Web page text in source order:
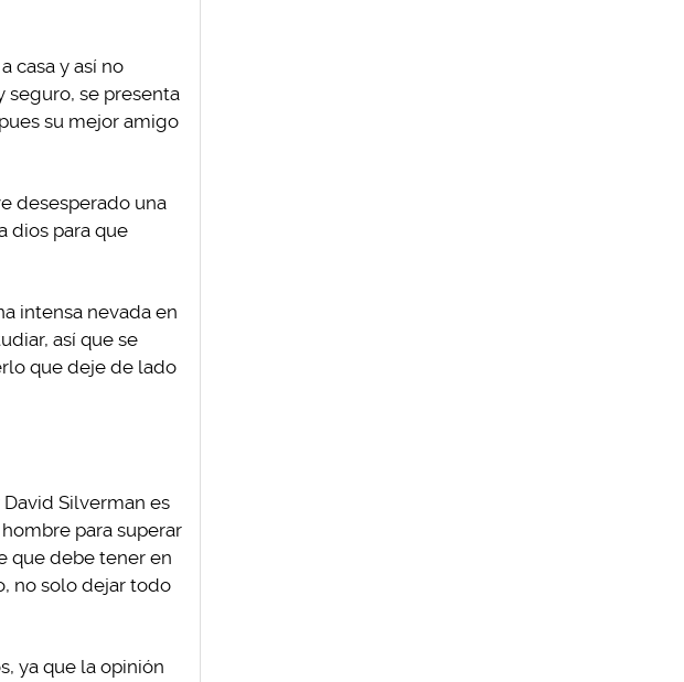
casa y así no
seguro, se presenta
su mejor amigo
desesperado una
dios para que
intensa nevada en
así que se
que deje de lado
Silverman es
para superar
que debe tener en
no solo dejar todo
ya que la opinión